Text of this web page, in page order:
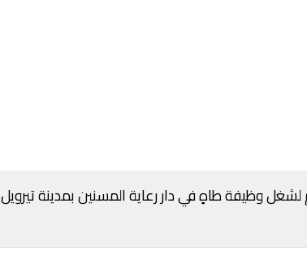
وظيفة طاهٍ في دار رعاية المسنين بمدينة تيرويل